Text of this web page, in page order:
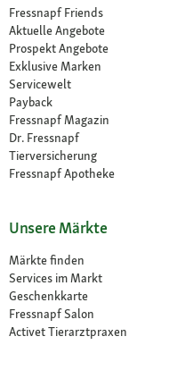
Fressnapf Friends
Aktuelle Angebote
Prospekt Angebote
Exklusive Marken
Servicewelt
Payback
Fressnapf Magazin
Dr. Fressnapf
Tierversicherung
Fressnapf Apotheke
Unsere Märkte
Märkte finden
Services im Markt
Geschenkkarte
Fressnapf Salon
Activet Tierarztpraxen